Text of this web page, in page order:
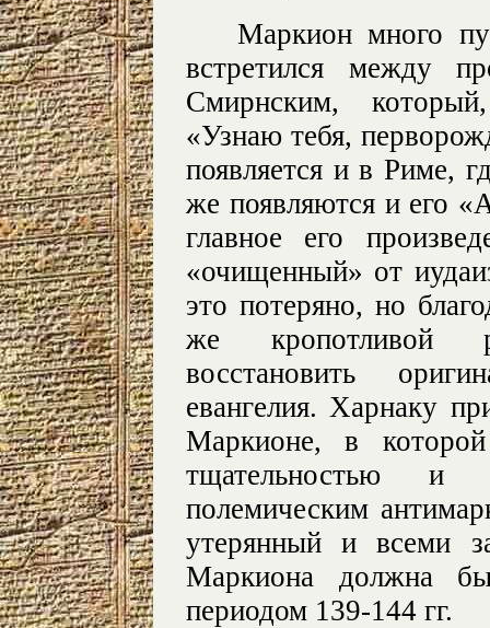
Маркион много
встретился между
Смирнским,
«Узнаю тебя,
появляется и в Риме,
же появляются и его
главное его
«очищенный» от
это потеряно, но
же кропотливой
восстановить
евангелия. Харнаку
Маркионе, в
тщательностью и
полемическим
утерянный и всеми
Маркиона должна
периодом 139-144 гг.